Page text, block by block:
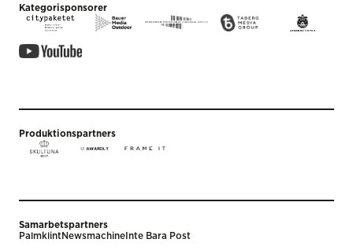
Kategorisponsorer
Produktionspartners
Samarbetspartners
PalmklintNewsmachine Inte Bara Post